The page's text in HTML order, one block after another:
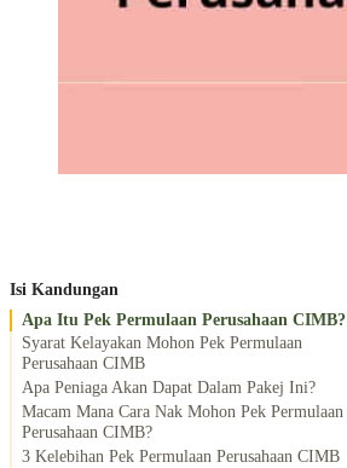
Isi Kandungan
Apa Itu Pek Permulaan Perusahaan CIMB?
Syarat Kelayakan Mohon Pek Permulaan
Perusahaan CIMB
Apa Peniaga Akan Dapat Dalam Pakej Ini?
Macam Mana Cara Nak Mohon Pek Permulaan
Perusahaan CIMB?
3 Kelebihan Pek Permulaan Perusahaan CIMB